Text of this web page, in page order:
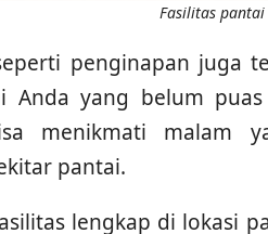
Fasilitas pantai
penginapan juga
Anda yang belum
menikmati malam
pantai.
lengkap di lokasi